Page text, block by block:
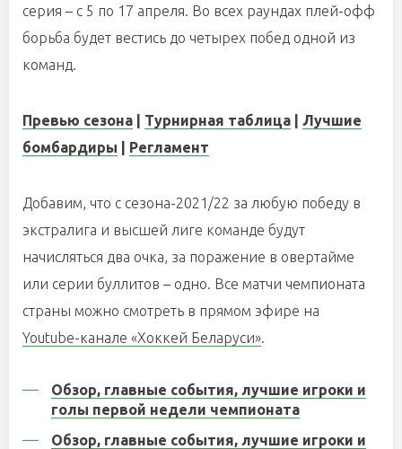
серия – с 5 по 17 апреля. Во всех раундах плей-офф
борьба будет вестись до четырех побед одной из
команд.
Превью сезона Турнирная таблица
Лучшие
бомбардиры
Регламент
Добавим, что с сезона-2021/22 за любую победу в
экстралига и высшей лиге команде будут
начисляться два очка, за поражение в овертайме
или серии буллитов – одно. Все матчи чемпионата
страны можно смотреть в прямом эфире на
Youtube-канале «Хоккей Беларуси».
Обзор, главные события, лучшие игроки и
голы первой недели чемпионата
Обзор, главные события, лучшие игроки и